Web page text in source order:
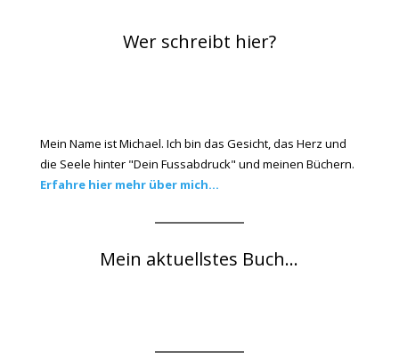
Wer schreibt hier?
Mein Name ist Michael. Ich bin das Gesicht, das Herz und
die Seele hinter "Dein Fussabdruck" und meinen Büchern.
Erfahre hier mehr über mich...
Mein aktuellstes Buch...